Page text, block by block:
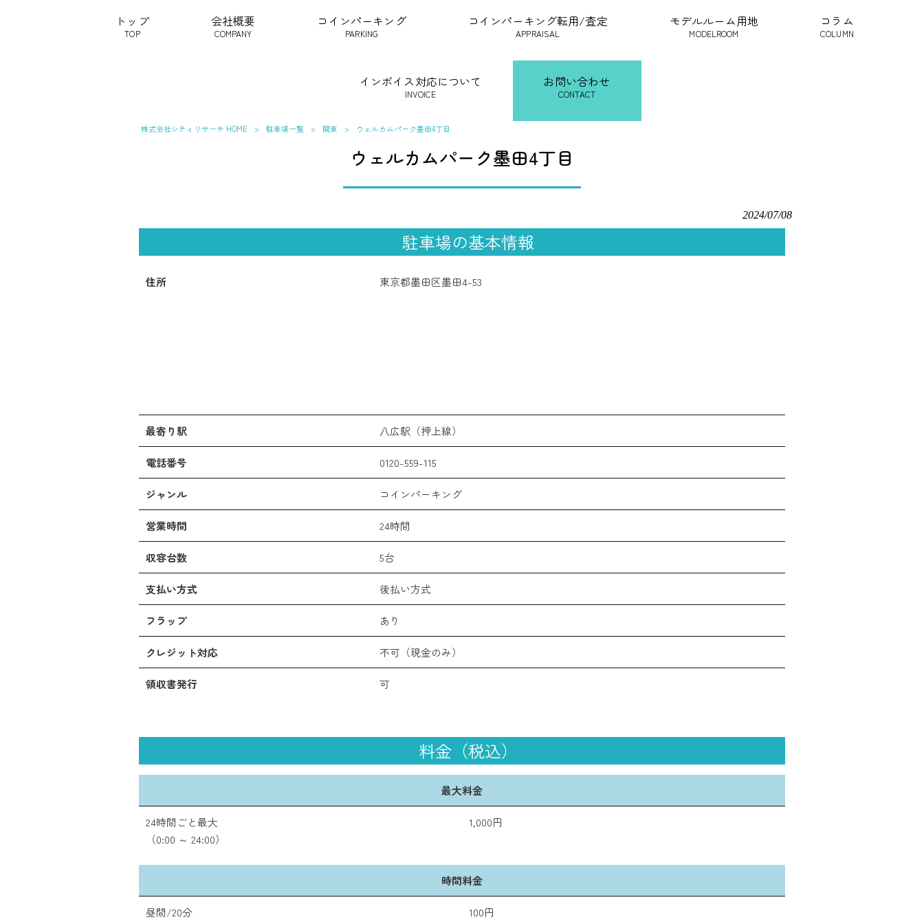
トップ
TOP
会社概要
COMPANY
コインパーキング
PARKING
コインパーキング転用/査定
APPRAISAL
モデルルーム用地
MODELROOM
コラム
COLUMN
インボイス対応について
INVOICE
お問い合わせ
CONTACT
株式会社シティリサーチ HOME > 駐車場一覧 > 関東 > ウェルカムパーク墨田4丁目
ウェルカムパーク墨田4丁目
2024/07/08
駐車場の基本情報
住所 東京都墨田区墨田4-53
最寄り駅 八広駅（押上線）
電話番号 0120-559-115
ジャンル コインパーキング
営業時間 24時間
収容台数 5台
支払い方式 後払い方式
フラップ あり
クレジット対応 不可（現金のみ）
領収書発行 可
料金（税込）
最大料金
24時間ごと最大
（0:00 ～ 24:00）
1,000円
時間料金
昼間/20分
100円